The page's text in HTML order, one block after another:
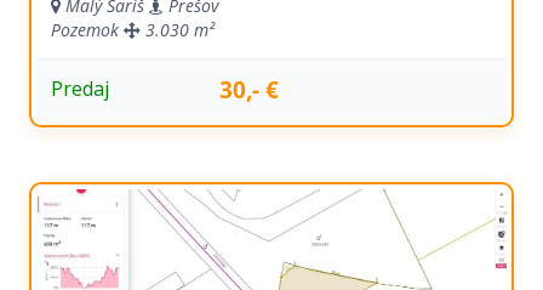
Malý Šariš
Prešov
Pozemok
3.030 m²
Predaj 30,- €